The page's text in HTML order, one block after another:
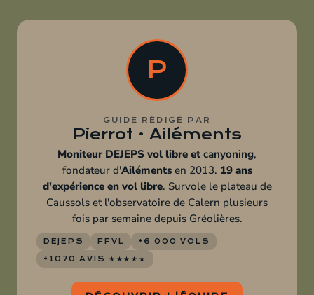
P
GUIDE RÉDIGÉ PAR
Pierrot · Ailéments
Moniteur DEJEPS vol libre et canyoning,
fondateur d'Ailémentsen 2013. 19 ans
d'expérience en vol libre. Survole le plateau de
Caussols et l'observatoire de Calern plusieurs
fois par semaine depuis Gréolières.
DEJEPS FFVL
+6 000 VOLS
+1070 AVIS ★★★★★